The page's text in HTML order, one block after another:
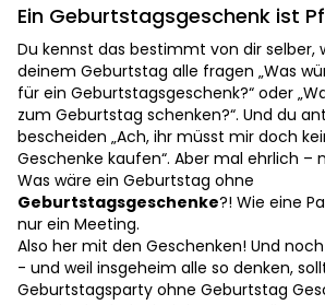
Ein Geburtstagsgeschenk ist
Du kennst das bestimmt von dir selber,
deinem Geburtstag alle fragen „Was
für ein Geburtstagsgeschenk?“ oder
zum Geburtstag schenken?“. Und du
bescheiden „Ach, ihr müsst mir doch
Geschenke kaufen“. Aber mal ehrlich –
Was wäre ein Geburtstag ohne
Geburtstagsgeschenke?! Wie eine
nur ein Meeting.
Also her mit den Geschenken! Und
- und weil insgeheim alle so denken,
Geburtstagsparty ohne Geburtstag